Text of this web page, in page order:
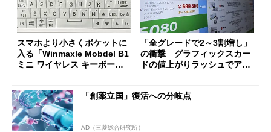
スマホより小さくポケットに
入る「Winmaxle Mobdel B1
ミニ ワイヤレス キーボー
「全グレードで2～3割増し」
の衝撃 グラフィックスカー
ドの値上がりラッシュでアキ
「創薬立国」復活への分岐点
AD（三菱総合研究所）